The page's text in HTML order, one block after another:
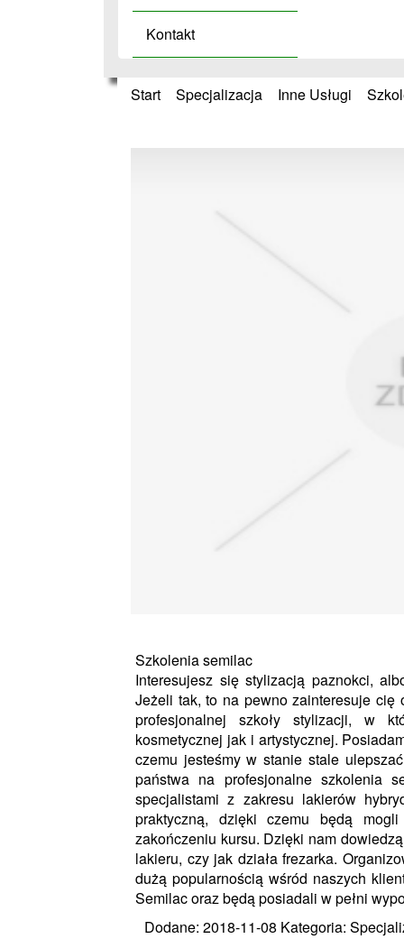
Kontakt
Start Specjalizacja Inne Usługi
Szkolenia semilac
Interesujesz się stylizacją paznokci,
Jeżeli tak, to na pewno zainteresuje cię
profesjonalnej szkoły stylizacji, w
kosmetycznej jak i artystycznej.
czemu jesteśmy w stanie stale
państwa na profesjonalne szkolenia
specjalistami z zakresu lakierów
praktyczną, dzięki czemu będą
zakończeniu kursu. Dzięki nam
lakieru, czy jak działa frezarka.
dużą popularnością wśród naszych
Semilac oraz będą posiadali w pełni
Dodane: 2018-11-08 Kategoria: